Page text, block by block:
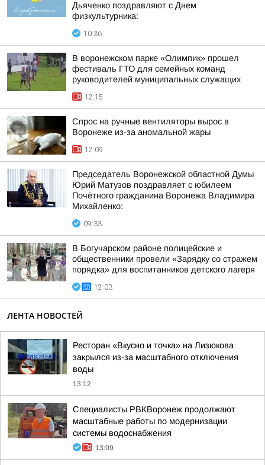
Дьяченко поздравляют с Днем
физкультурника:
10:36
В воронежском парке «Олимпик» прошел
фестиваль ГТО для семейных команд
руководителей муниципальных служащих
12:15
Спрос на ручные вентиляторы вырос в
Воронеже из-за аномальной жары
12:09
Председатель Воронежской областной Думы
Юрий Матузов поздравляет с юбилеем
Почётного гражданина Воронежа Владимира
Михайленко:
09:33
В Богучарском районе полицейские и
общественники провели «Зарядку со стражем
порядка» для воспитанников детского лагеря
12:03
ЛЕНТА НОВОСТЕЙ
Ресторан «Вкусно и точка» на Лизюкова
закрылся из-за масштабного отключения
воды
13:12
Специалисты РВКВоронеж продолжают
масштабные работы по модернизации
системы водоснабжения
13:09